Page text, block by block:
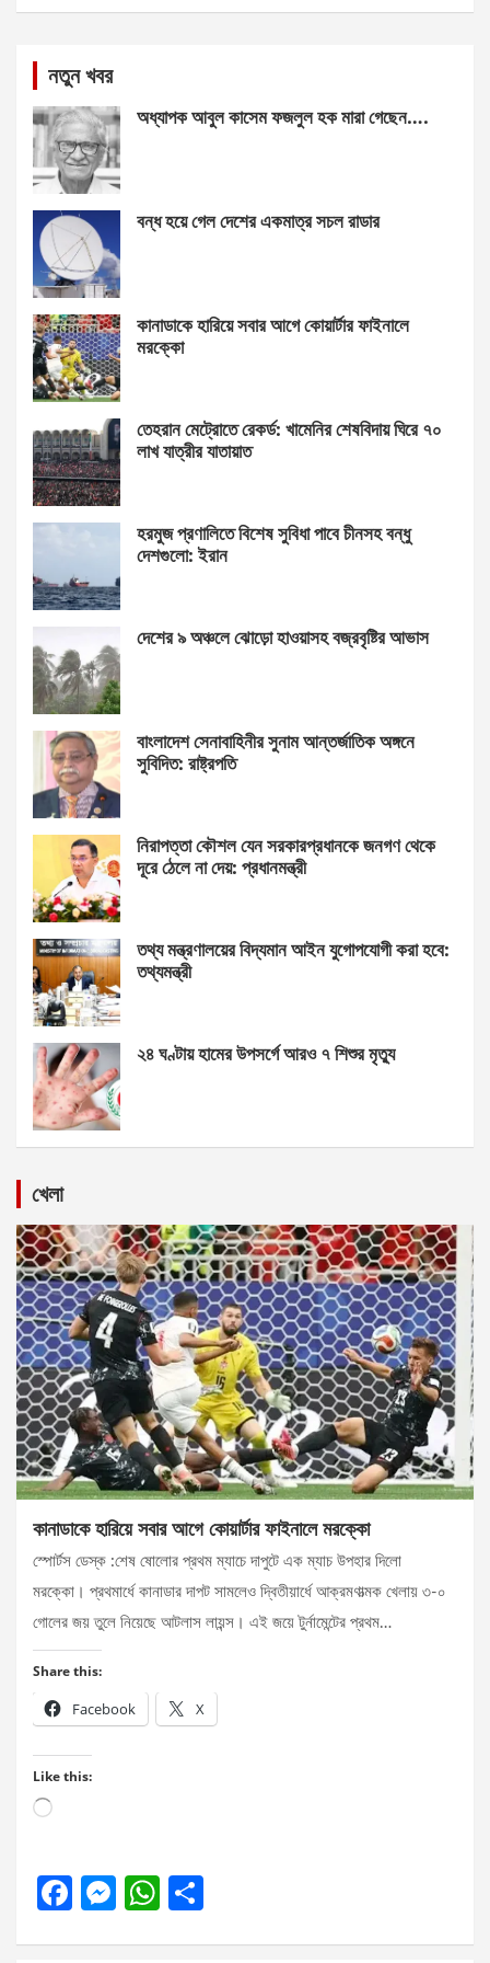
নতুন খবর
অধ্যাপক আবুল কাসেম ফজলুল হক মারা গেছেন….
বন্ধ হয়ে গেল দেশের একমাত্র সচল রাডার
কানাডাকে হারিয়ে সবার আগে কোয়ার্টার ফাইনালে
মরক্কো
তেহরান মেট্রোতে রেকর্ড: খামেনির শেষবিদায় ঘিরে ৭০
লাখ যাত্রীর যাতায়াত
হরমুজ প্রণালিতে বিশেষ সুবিধা পাবে চীনসহ বন্ধু
দেশগুলো: ইরান
দেশের ৯ অঞ্চলে ঝোড়ো হাওয়াসহ বজ্রবৃষ্টির আভাস
বাংলাদেশ সেনাবাহিনীর সুনাম আন্তর্জাতিক অঙ্গনে
সুবিদিত: রাষ্ট্রপতি
নিরাপত্তা কৌশল যেন সরকারপ্রধানকে জনগণ থেকে
দূরে ঠেলে না দেয়: প্রধানমন্ত্রী
তথ্য মন্ত্রণালয়ের বিদ্যমান আইন যুগোপযোগী করা হবে:
তথ্যমন্ত্রী
২৪ ঘণ্টায় হামের উপসর্গে আরও ৭ শিশুর মৃত্যু
খেলা
কানাডাকে হারিয়ে সবার আগে কোয়ার্টার ফাইনালে মরক্কো
স্পোর্টস ডেস্ক :শেষ ষোলোর প্রথম ম্যাচে দাপুটে এক ম্যাচ উপহার দিলো
মরক্কো। প্রথমার্ধে কানাডার দাপট সামলেও দ্বিতীয়ার্ধে আক্রমণাত্মক খেলায় ৩-০
গোলের জয় তুলে নিয়েছে আটলাস লায়ন্স। এই জয়ে টুর্নামেন্টের প্রথম…
Share this:
Facebook X
Like this:
Loading…
F
M W